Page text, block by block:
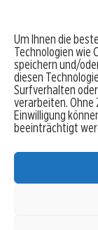
Um Ihnen die
Technologien wie
speichern und/
diesen
Surfverhalten
verarbeiten.
Einwilligung
beeinträchtigt
Robo-Advisor
Depotvergleich
Festgeld vergleichen
Tagesgeld